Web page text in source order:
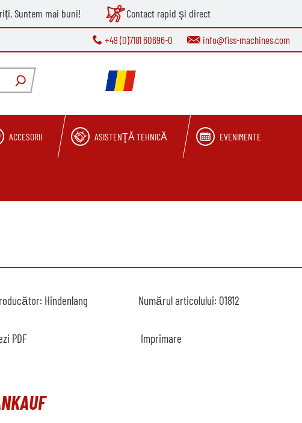
Suntem mai buni! Contact rapid și direct
+49 (0)7181 60696-0 info@fiss-machines.com
ACCESORII ASISTENŢĂ TEHNICĂ EVENIMENTE
Hindenlang Numărul articolului: O1812
PDF Imprimare